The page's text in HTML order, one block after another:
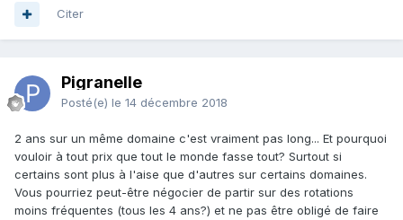
Citer
Pigranelle
Posté(e) le 14 décembre 2018
2 ans sur un même domaine c'est vraiment pas long... Et pourquoi
vouloir à tout prix que tout le monde fasse tout? Surtout si
certains sont plus à l'aise que d'autres sur certains domaines.
Vous pourriez peut-être négocier de partir sur des rotations
moins fréquentes (tous les 4 ans?) et ne pas être obligé de faire